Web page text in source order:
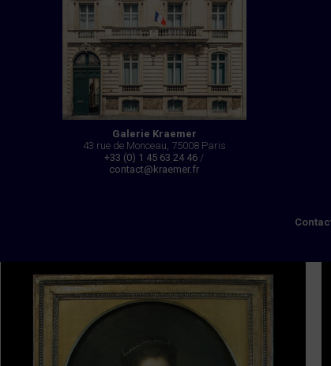
Galerie Kraemer
43 rue de Monceau, 75008 Paris
+33 (0) 1 45 63 24 46 /
contact@kraemer.fr